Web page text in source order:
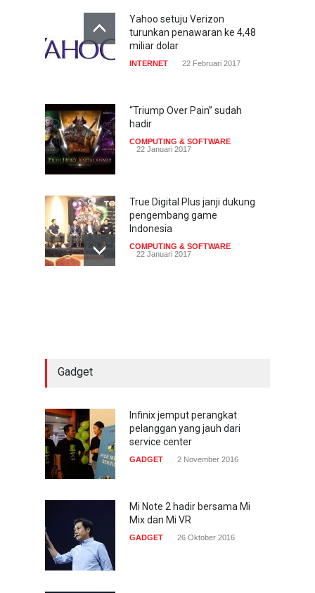
Yahoo setuju Verizon
turunkan penawaran ke 4,48
miliar dolar
INTERNET 22 Februari 2017
“Triump Over Pain” sudah
hadir
COMPUTING & SOFTWARE
22 Januari 2017
True Digital Plus janji dukung
pengembang game
Indonesia
COMPUTING & SOFTWARE
22 Januari 2017
pandangan mata
TECH SPEC 8 Januari 2017
gencar
COMPUTING & SOFTWARE
Gadget
Infinix jemput perangkat
pelanggan yang jauh dari
service center
GADGET 2 November 2016
Mi Note 2 hadir bersama Mi
Mix dan Mi VR
GADGET 26 Oktober 2016